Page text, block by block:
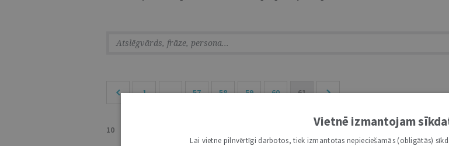
1 ... 57 58 59 60 61
10
Vietnē izmantojam
Lai vietne pilnvērtīgi darbotos, tiek izmantotas nepieciešamās (obligātās)